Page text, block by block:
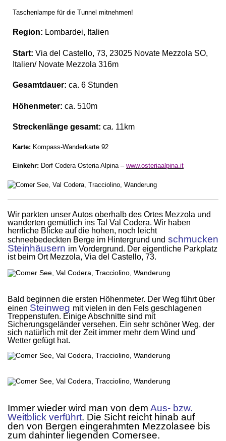
Taschenlampe für die Tunnel mitnehmen!
Region: Lombardei, Italien
Start: Via del Castello, 73, 23025 Novate Mezzola SO,
Italien/ Novate Mezzola 316m
Gesamtdauer: ca. 6 Stunden
Höhenmeter: ca. 510m
Streckenlänge gesamt: ca. 11km
Karte: Kompass-Wanderkarte 92
Einkehr: Dorf Codera Osteria Alpina – www.osteriaalpina.it
Wir parkten unser Autos oberhalb des Ortes Mezzola und
wanderten gemütlich ins Tal Val Codera. Wir haben
herrliche Blicke auf die hohen, noch leicht
schneebedeckten Berge im Hintergrund und schmucken
Steinhäusern im Vordergrund. Der eigentliche Parkplatz
ist beim Ort Mezzola, Via del Castello, 73.
Bald beginnen die ersten Höhenmeter. Der Weg führt über
einen Steinweg mit vielen in den Fels geschlagenen
Treppenstufen. Einige Abschnitte sind mit
Sicherungsgeländer versehen. Ein sehr schöner Weg, der
sich natürlich mit der Zeit immer mehr dem Wind und
Wetter gefügt hat.
Immer wieder wird man von dem Aus- bzw.
Weitblick verführt. Die Sicht reicht hinab auf
den von Bergen eingerahmten Mezzolasee bis
zum dahinter liegenden Comersee.